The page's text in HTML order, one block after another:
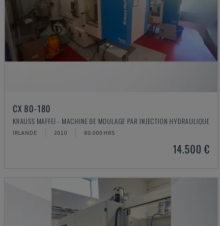
CX 80-180
KRAUSS MAFFEI - MACHINE DE MOULAGE PAR INJECTION HYDRAULIQUE
IRLANDE 2010 80.000 HRS
14.500 €